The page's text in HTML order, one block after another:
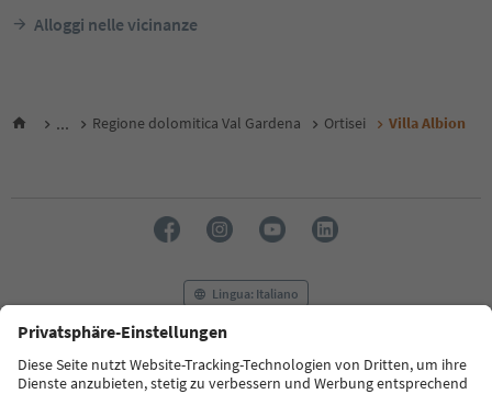
Alloggi nelle vicinanze
... Regione dolomitica Val Gardena Ortisei Villa Albion
Lingua: Italiano
FAQ Contatti Press MICE
Privacy Policy